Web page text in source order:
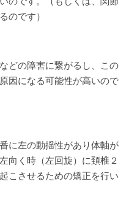
のです）
どの障害に繋がるし、この
因になる可能性が高いので
に左の動揺性があり体軸が
向く時（左回旋）に頚椎２
こさせるための矯正を行い